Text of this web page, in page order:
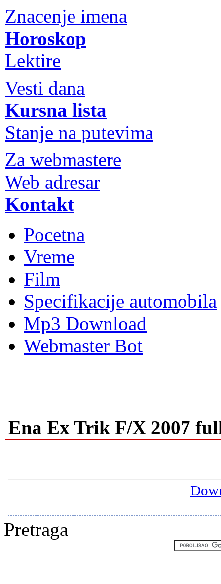
Znacenje imena
Horoskop
Lektire
Vesti dana
Kursna lista
Stanje na putevima
Za webmastere
Web adresar
Kontakt
Pocetna
Vreme
Film
Specifikacije automobila
Mp3 Download
Webmaster Bot
Ena Ex Trik F/X 2007
Pretraga